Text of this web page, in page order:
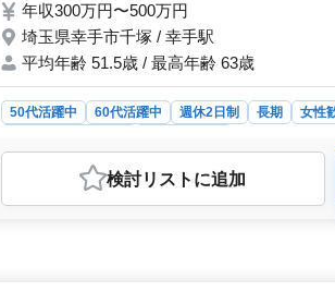
年収300万円〜500万円
埼玉県幸手市千塚 / 幸手駅
平均年齢 51.5歳 / 最高年齢 63歳
50代活躍中 60代活躍中 週休2日制 長期 女性
おすすめポイント
＜シニア活躍の理由＞ 当社はシニア世代の方
験をお持ちの方々を歓迎しています。 ＜柔
検討リスト に追加